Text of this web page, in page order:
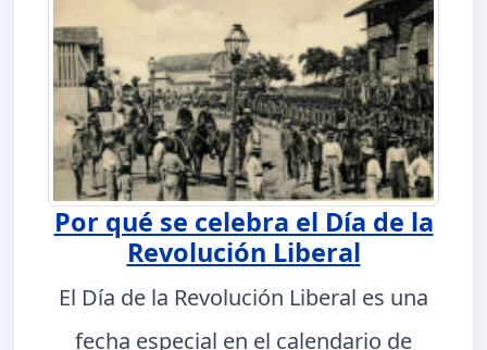
Por qué se celebra el Día de la
Revolución Liberal
El Día de la Revolución Liberal es una
fecha especial en el calendario de